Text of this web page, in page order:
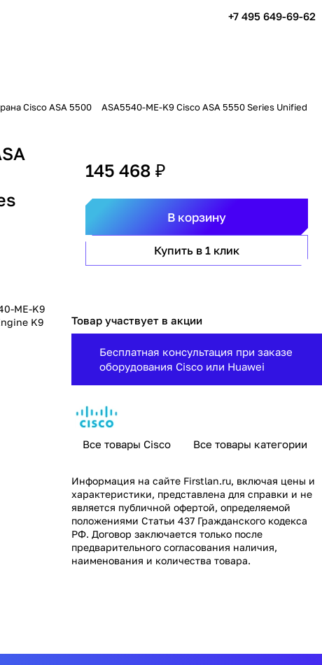
+7 495 649-69-62
Cisco ASA 5500
ASA5540-ME-K9 Cisco ASA 5550 Series Unified
ME-K9
K9
145 468 ₽
В корзину
Купить в 1 клик
Товар участвует в акции
Бесплатная консультация при заказе
оборудования Cisco или Huawei
Все товары Cisco Все товары категории
Информация на сайте Firstlan.ru, включая цены и
характеристики, представлена для справки и не
является публичной офертой, определяемой
положениями Статьи 437 Гражданского кодекса
РФ. Договор заключается только после
предварительного согласования наличия,
наименования и количества товара.